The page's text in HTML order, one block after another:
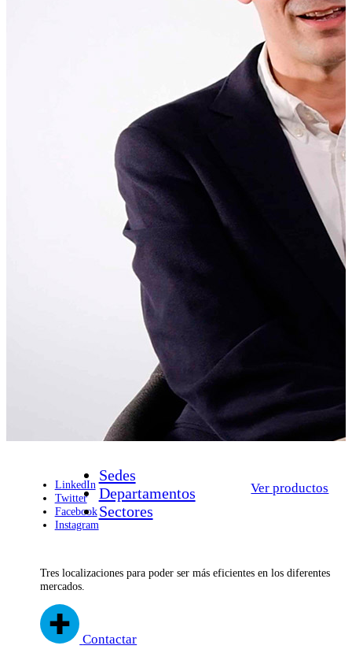
LinkedIn
Twitter
Facebook
Instagram
Ver productos
Sedes
Departamentos
Sectores
Tres localizaciones para poder ser más eficientes en los diferentes
mercados.
Contactar